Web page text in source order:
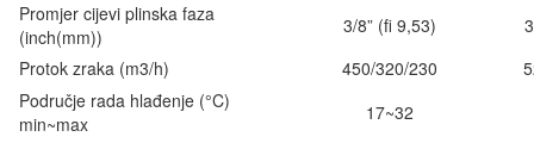
Promjer cijevi plinska faza
(inch(mm))
3/8” (fi 9,53)
Protok zraka (m3/h)
450/320/230
Područje rada hlađenje (°C)
min~max
17~32